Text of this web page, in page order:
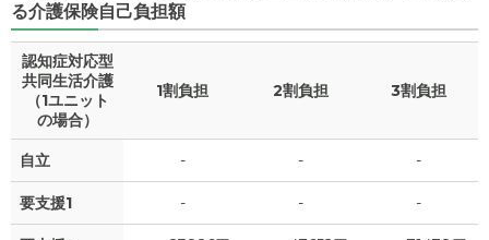
る介護保険自己負担額
認知症対応型
共同生活介護
（1ユニット
の場合）
1割負担 2割負担 3割負担
自立 - - -
要支援1 - - -